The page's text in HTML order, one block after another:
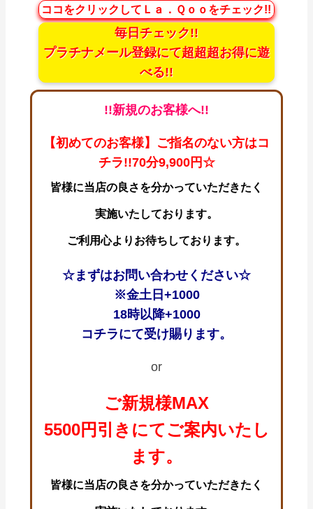
ココをクリックしてＬａ．Ｑｏｏをチェック!!
毎日チェック!!
プラチナメール登録にて超超超お得に遊
べる!!
!!新規のお客様へ!!
【初めてのお客様】ご指名のない方はコ
チラ!!70分9,900円☆
皆様に当店の良さを分かっていただきたく
実施いたしております。
ご利用心よりお待ちしております。
☆まずはお問い合わせください☆
※金土日+1000
18時以降+1000
コチラにて受け賜ります。
or
ご新規様MAX
5500円引きにてご案内いたし
ます。
皆様に当店の良さを分かっていただきたく